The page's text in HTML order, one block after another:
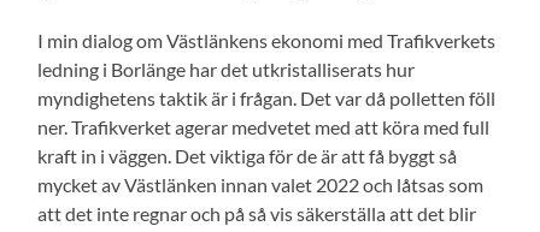
I min dialog om Västlänkens ekonomi med Trafikverkets
ledning i Borlänge har det utkristalliserats hur
myndighetens taktik är i frågan. Det var då polletten föll
ner. Trafikverket agerar medvetet med att köra med full
kraft in i väggen. Det viktiga för de är att få byggt så
mycket av Västlänken innan valet 2022 och låtsas som
att det inte regnar och på så vis säkerställa att det blir